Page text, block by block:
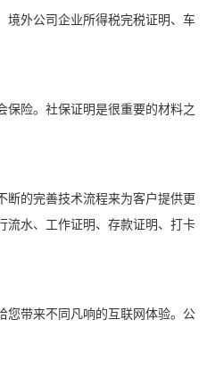
境外公司企业所得税完税证明、车
险。社保证明是很重要的材料之
断的完善技术流程来为客户提供更
流水、工作证明、存款证明、打卡
您带来不同凡响的互联网体验。公